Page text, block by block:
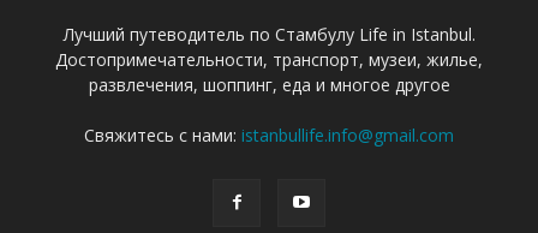
Лучший путеводитель по Стамбулу Life in Istanbul.
Достопримечательности, транспорт, музеи, жилье,
развлечения, шоппинг, еда и многое другое
Свяжитесь с нами: istanbullife.info@gmail.com